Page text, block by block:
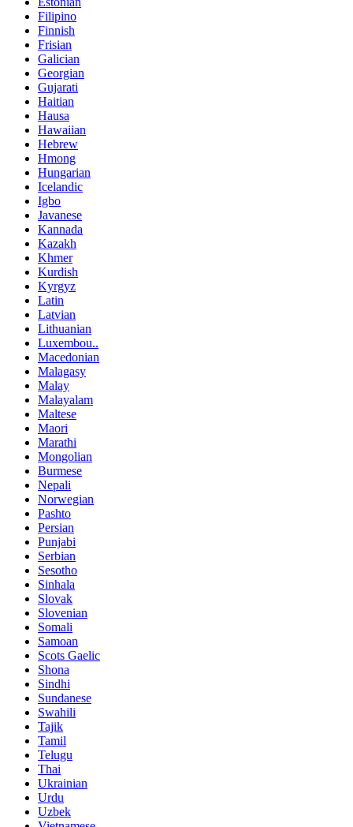
Filipino
Finnish
Frisian
Galician
Georgian
Gujarati
Haitian
Hausa
Hawaiian
Hebrew
Hmong
Hungarian
Icelandic
Igbo
Javanese
Kannada
Kazakh
Khmer
Kurdish
Kyrgyz
Latin
Latvian
Lithuanian
Luxembou..
Macedonian
Malagasy
Malay
Malayalam
Maltese
Maori
Marathi
Mongolian
Burmese
Nepali
Norwegian
Pashto
Persian
Punjabi
Serbian
Sesotho
Sinhala
Slovak
Slovenian
Somali
Samoan
Scots Gaelic
Shona
Sindhi
Sundanese
Swahili
Tajik
Tamil
Telugu
Thai
Ukrainian
Urdu
Uzbek